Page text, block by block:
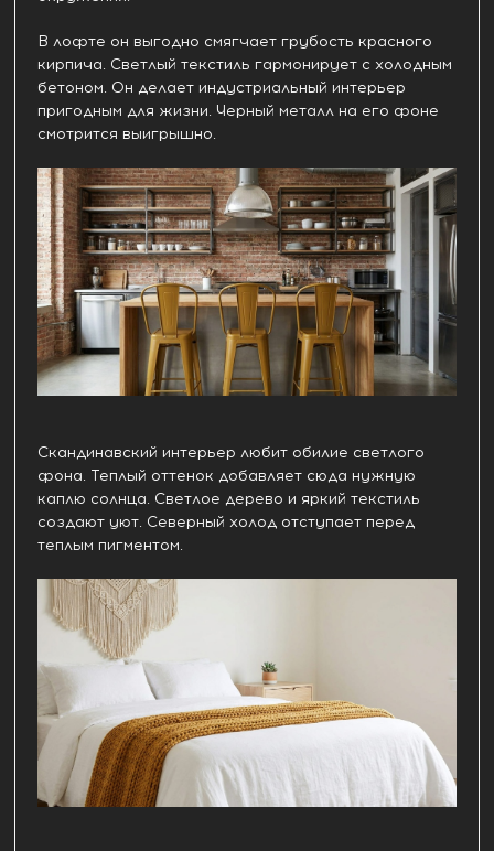
В лофте он выгодно смягчает грубость красного
кирпича. Светлый текстиль гармонирует с холодным
бетоном. Он делает индустриальный интерьер
пригодным для жизни. Черный металл на его фоне
смотрится выигрышно.
Скандинавский интерьер любит обилие светлого
фона. Теплый оттенок добавляет сюда нужную
каплю солнца. Светлое дерево и яркий текстиль
создают уют. Северный холод отступает перед
теплым пигментом.